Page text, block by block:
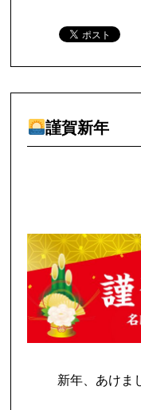
謹賀新年
新年、あけま